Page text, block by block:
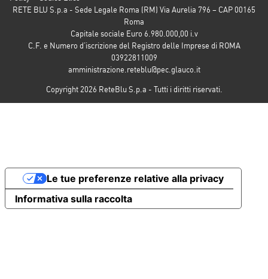
RETE BLU S.p.a - Sede Legale Roma (RM) Via Aurelia 796 – CAP 00165
Roma
Capitale sociale Euro 6.980.000,00 i.v
C.F. e Numero d’iscrizione del Registro delle Imprese di ROMA
03922811009
amministrazione.reteblu@pec.glauco.it
Copyright 2026 ReteBlu S.p.a - Tutti i diritti riservati.
Informativa sulla raccolta
Le tue preferenze relative alla privacy